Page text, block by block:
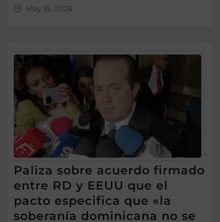
May 19, 2026
Paliza sobre acuerdo firmado
entre RD y EEUU que el
pacto especifica que «la
soberanía dominicana no se